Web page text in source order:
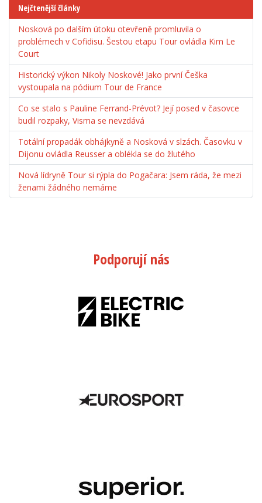
Nejčtenější články
Nosková po dalším útoku otevřeně promluvila o
problémech v Cofidisu. Šestou etapu Tour ovládla Kim Le
Court
Historický výkon Nikoly Noskové! Jako první Češka
vystoupala na pódium Tour de France
Co se stalo s Pauline Ferrand-Prévot? Její posed v časovce
budil rozpaky, Visma se nevzdává
Totální propadák obhájkyně a Nosková v slzách. Časovku v
Dijonu ovládla Reusser a oblékla se do žlutého
Nová lídryně Tour si rýpla do Pogačara: Jsem ráda, že mezi
ženami žádného nemáme
Podporují nás